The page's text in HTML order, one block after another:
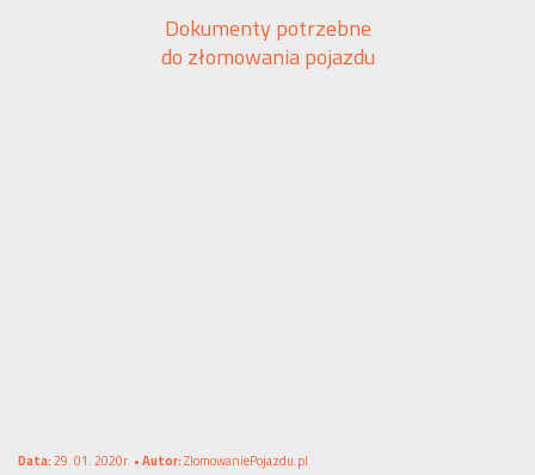
Dokumenty potrzebne
do złomowania pojazdu
Data:29. 01. 2020r. •Autor:ZlomowaniePojazdu.pl